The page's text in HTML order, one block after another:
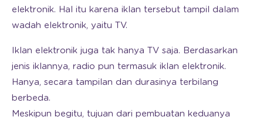
elektronik. Hal itu karena iklan tersebut tampil dalam
wadah elektronik, yaitu TV.
Iklan elektronik juga tak hanya TV saja. Berdasarkan
jenis iklannya, radio pun termasuk iklan elektronik.
Hanya, secara tampilan dan durasinya terbilang
berbeda.
Meskipun begitu, tujuan dari pembuatan keduanya